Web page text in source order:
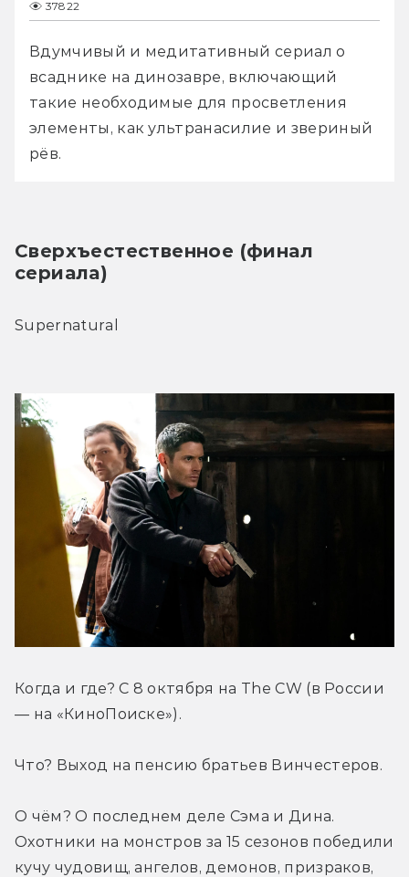
37822
Вдумчивый и медитативный сериал о
всаднике на динозавре, включающий
такие необходимые для просветления
элементы, как ультранасилие и звериный
Сверхъестественное (финал
сериала)
Supernatural
Когда и где? С 8 октября на The CW (в России
— на «КиноПоиске»).
Что? Выход на пенсию братьев Винчестеров.
О чём? О последнем деле Сэма и Дина.
Охотники на монстров за 15 сезонов победили
кучу чудовищ, ангелов, демонов, призраков,